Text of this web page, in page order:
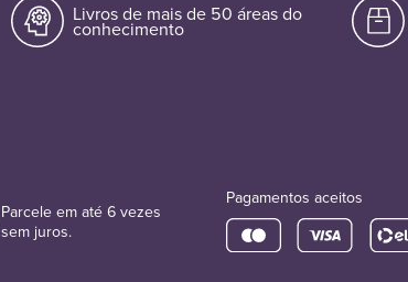
Livros de mais de 50 áreas do
conhecimento
Parcele em até 6 vezes
sem juros.
Pagamentos aceitos